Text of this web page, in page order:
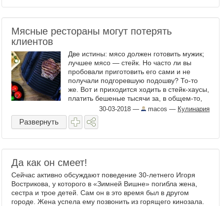
Мясные рестораны могут потерять
клиентов
Две истины: мясо должен готовить мужик;
лучшее мясо — стейк. Но часто ли вы
пробовали приготовить его сами и не
получали подгоревшую подошву? То-то
же. Вот и приходится ходить в стейк-хаусы,
платить бешеные тысячи за, в общем-то,
недорогой продукт. Вернее,
ПРИХОДИЛОСЬ, потому что я ...
30-03-2018 — macos — Кулинария
Развернуть
Да как он смеет!
Сейчас активно обсуждают поведение 30-летнего Игоря
Вострикова, у которого в «Зимней Вишне» погибла жена,
сестра и трое детей. Сам он в это время был в другом
городе. Жена успела ему позвонить из горящего кинозала.